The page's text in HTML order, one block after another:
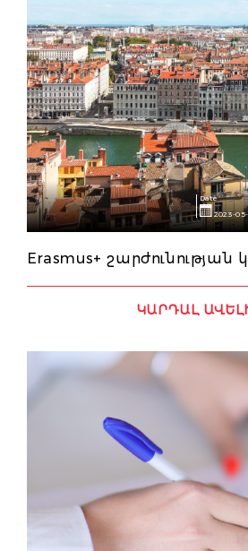
Date
2023-05-
Erasmus+
ԿԱՐԴԱԼ